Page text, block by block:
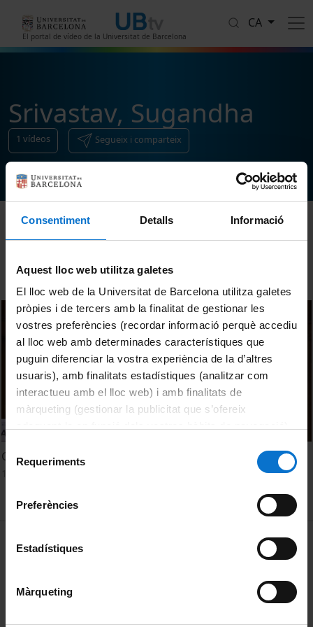
Consentiment Detalls Informació
Aquest lloc web utilitza galetes
El lloc web de la Universitat de Barcelona utilitza galetes
pròpies i de tercers amb la finalitat de gestionar les
vostres preferències (recordar informació perquè accediu
al lloc web amb determinades característiques que
puguin diferenciar la vostra experiència de la d’altres
usuaris), amb finalitats estadístiques (analitzar com
interactueu amb el lloc web) i amb finalitats de
màrqueting (gestionar la publicitat que s’ofereix
consultar laPolítica de galetes del lloc web de la
de Requeriments
Preferències
Estadístiques
Màrqueting
El portal de vídeo de la Universitat de Barcelona
CA
Srivastav, Sugandha
1 vídeos Segueix i comparteix
Ordenar
Green Jobs and Innovation
MENÚ PEU 1
Privadesa i termes